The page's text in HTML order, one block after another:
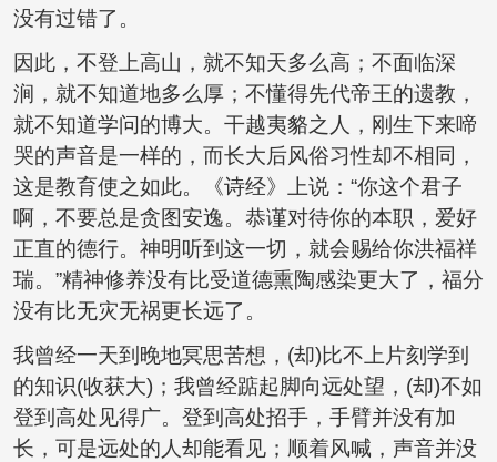
没有过错了。
因此，不登上高山，就不知天多么高；不面临深
涧，就不知道地多么厚；不懂得先代帝王的遗教，
就不知道学问的博大。干越夷貉之人，刚生下来啼
哭的声音是一样的，而长大后风俗习性却不相同，
这是教育使之如此。《诗经》上说：“你这个君子
啊，不要总是贪图安逸。恭谨对待你的本职，爱好
正直的德行。神明听到这一切，就会赐给你洪福祥
瑞。”精神修养没有比受道德熏陶感染更大了，福分
没有比无灾无祸更长远了。
我曾经一天到晚地冥思苦想，(却)比不上片刻学到
的知识(收获大)；我曾经踮起脚向远处望，(却)不如
登到高处见得广。登到高处招手，手臂并没有加
长，可是远处的人却能看见；顺着风喊，声音并没